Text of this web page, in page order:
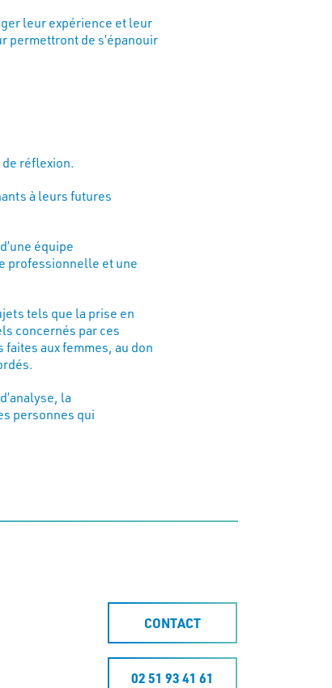
leur expérience et leur
permettront de s’épanouir
de réflexion.
à leurs futures
équipe
professionnelle et une
tels que la prise en
concernés par ces
aux femmes, au don
la
personnes qui
CONTACT
02 51 93 41 61